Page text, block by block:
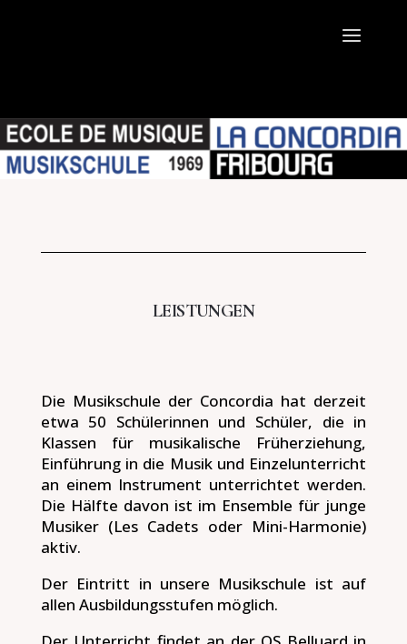
LEISTUNGEN
Die Musikschule der Concordia hat derzeit
etwa 50 Schülerinnen und Schüler, die in
Klassen für musikalische Früherziehung,
Einführung in die Musik und Einzelunterricht
an einem Instrument unterrichtet werden.
Die Hälfte davon ist im Ensemble für junge
Musiker (Les Cadets oder Mini-Harmonie)
aktiv.
Der Eintritt in unsere Musikschule ist auf
allen Ausbildungsstufen möglich.